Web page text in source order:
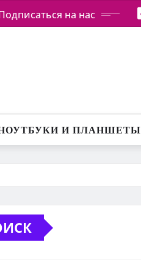
на нас
И ПЛАНШЕТЫ